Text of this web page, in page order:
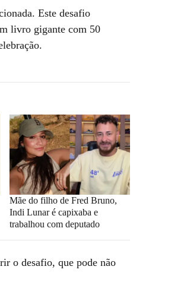
Este desafio
livro gigante com 50
Mãe do filho de Fred Bruno,
Indi Lunar é capixaba e
trabalhou com deputado
o desafio, que pode não